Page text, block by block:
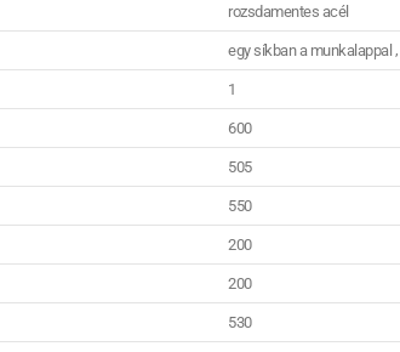
rozsdamentes acél
egy síkban a munkalappal
1
600
505
550
200
200
530